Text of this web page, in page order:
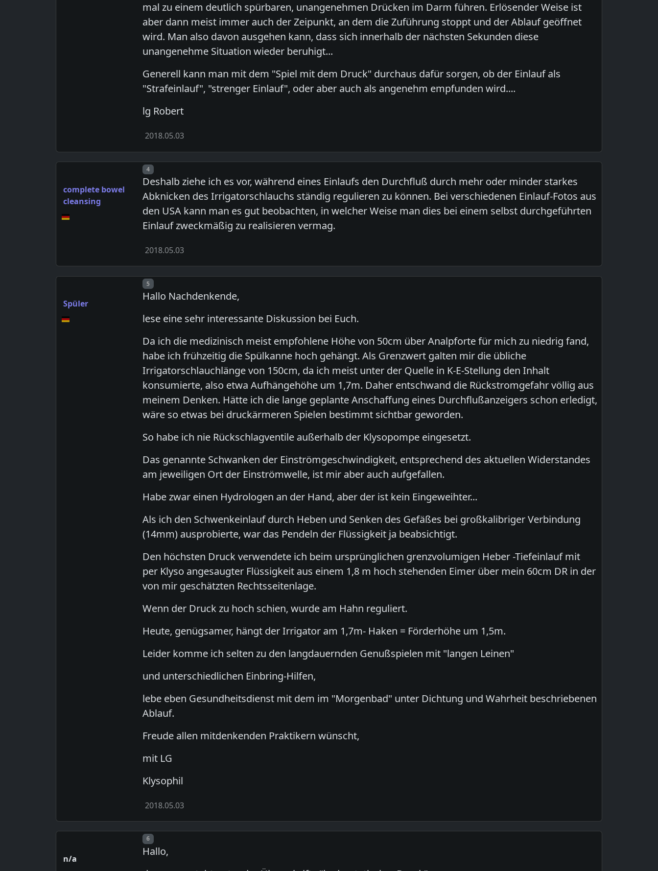
mal zu einem deutlich spürbaren, unangenehmen Drücken im Darm führen. Erlösender Weise ist
aber dann meist immer auch der Zeipunkt, an dem die Zuführung stoppt und der Ablauf geöffnet
wird. Man also davon ausgehen kann, dass sich innerhalb der nächsten Sekunden diese
unangenehme Situation wieder beruhigt...
Generell kann man mit dem "Spiel mit dem Druck" durchaus dafür sorgen, ob der Einlauf als
"Strafeinlauf", "strenger Einlauf", oder aber auch als angenehm empfunden wird....
lg Robert
2018.05.03
complete bowel
cleansing
Post number
4
Deshalb ziehe ich es vor, während eines Einlaufs den Durchfluß durch mehr oder minder starkes
Abknicken des Irrigatorschlauchs ständig regulieren zu können. Bei verschiedenen Einlauf-Fotos aus
den USA kann man es gut beobachten, in welcher Weise man dies bei einem selbst durchgeführten
Einlauf zweckmäßig zu realisieren vermag.
2018.05.03
Spüler
Post number
5
Hallo Nachdenkende,
lese eine sehr interessante Diskussion bei Euch.
Da ich die medizinisch meist empfohlene Höhe von 50cm über Analpforte für mich zu niedrig fand,
habe ich frühzeitig die Spülkanne hoch gehängt. Als Grenzwert galten mir die übliche
Irrigatorschlauchlänge von 150cm, da ich meist unter der Quelle in K-E-Stellung den Inhalt
konsumierte, also etwa Aufhängehöhe um 1,7m. Daher entschwand die Rückstromgefahr völlig aus
meinem Denken. Hätte ich die lange geplante Anschaffung eines Durchflußanzeigers schon erledigt,
wäre so etwas bei druckärmeren Spielen bestimmt sichtbar geworden.
So habe ich nie Rückschlagventile außerhalb der Klysopompe eingesetzt.
Das genannte Schwanken der Einströmgeschwindigkeit, entsprechend des aktuellen Widerstandes
am jeweiligen Ort der Einströmwelle, ist mir aber auch aufgefallen.
Habe zwar einen Hydrologen an der Hand, aber der ist kein Eingeweihter...
Als ich den Schwenkeinlauf durch Heben und Senken des Gefäßes bei großkalibriger Verbindung
(14mm) ausprobierte, war das Pendeln der Flüssigkeit ja beabsichtigt.
Den höchsten Druck verwendete ich beim ursprünglichen grenzvolumigen Heber -Tiefeinlauf mit
per Klyso angesaugter Flüssigkeit aus einem 1,8 m hoch stehenden Eimer über mein 60cm DR in der
von mir geschätzten Rechtsseitenlage.
Wenn der Druck zu hoch schien, wurde am Hahn reguliert.
Heute, genügsamer, hängt der Irrigator am 1,7m- Haken = Förderhöhe um 1,5m.
Leider komme ich selten zu den langdauernden Genußspielen mit "langen Leinen"
und unterschiedlichen Einbring-Hilfen,
lebe eben Gesundheitsdienst mit dem im "Morgenbad" unter Dichtung und Wahrheit beschriebenen
Ablauf.
Freude allen mitdenkenden Praktikern wünscht,
mit LG
Klysophil
2018.05.03
n/a
Post number
6
Hallo,